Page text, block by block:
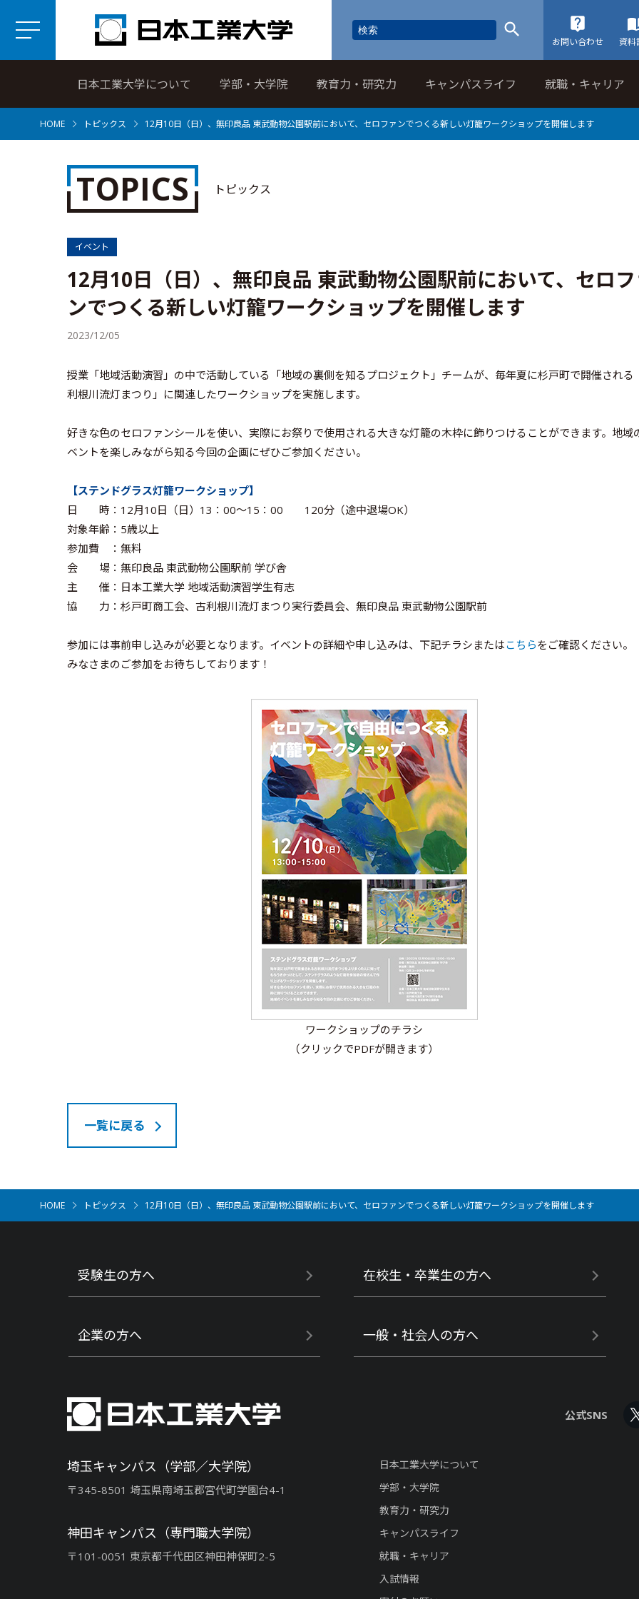
お問い合わせ 資料
日本工業大学について 学部・大学院 教育力・研究力 キャンパスライフ 就職・キャリア
HOME トピックス 12月10日（日）、無印良品 東武動物公園駅前において、セロファンでつくる新しい灯籠ワークショップを開催します
TOPICS トピックス
イベント
12月10日（日）、無印良品 東武動物公園駅前において、セロフ
ンでつくる新しい灯籠ワークショップを開催します
2023/12/05
授業「地域活動演習」の中で活動している「地域の裏側を知るプロジェクト」チームが、毎年夏に杉戸町で開催される
利根川流灯まつり」に関連したワークショップを実施します。
好きな色のセロファンシールを使い、実際にお祭りで使用される大きな灯籠の木枠に飾りつけることができます。地域
ベントを楽しみながら知る今回の企画にぜひご参加ください。
【ステンドグラス灯籠ワークショップ】
日 時：12月10日（日）13：00～15：00 120分（途中退場OK）
対象年齢：5歳以上
参加費 ：無料
会 場：無印良品 東武動物公園駅前 学び舎
主 催：日本工業大学 地域活動演習学生有志
協 力：杉戸町商工会、古利根川流灯まつり実行委員会、無印良品 東武動物公園駅前
参加には事前申し込みが必要となります。イベントの詳細や申し込みは、下記チラシまたはこちらをご確認ください。
みなさまのご参加をお待ちしております！
ワークショップのチラシ
（クリックでPDFが開きます）
一覧に戻る
HOME トピックス 12月10日（日）、無印良品 東武動物公園駅前において、セロファンでつくる新しい灯籠ワークショップを開催します
受験生の方へ 在校生・卒業生の方へ
企業の方へ 一般・社会人の方へ
埼玉キャンパス（学部／大学院）
〒345-8501 埼玉県南埼玉郡宮代町学園台4-1
神田キャンパス（専門職大学院）
〒101-0051 東京都千代田区神田神保町2-5
日本工業大学について
学部・大学院
教育力・研究力
キャンパスライフ
就職・キャリア
入試情報
公式SNS